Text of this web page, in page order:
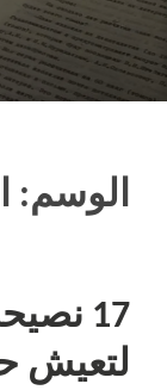
الوسم:
17
لتعيش